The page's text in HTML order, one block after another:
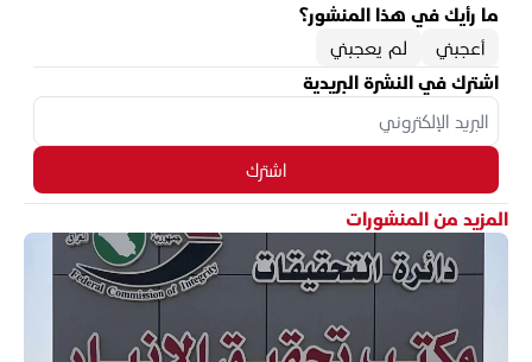
ما رأيك في هذا المنشور؟
أعجبني
لم يعجبني
اشترك في النشرة البريدية
اشترك
المزيد من المنشورات